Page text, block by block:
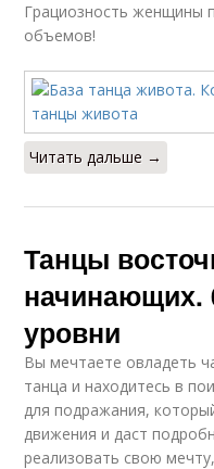
Грациозность женщины
объемов!
Читать дальше →
Танцы
начинающих.
уровни
Вы мечтаете овладеть
танца и находитесь в
для подражания,
движения и даст
реализовать свою